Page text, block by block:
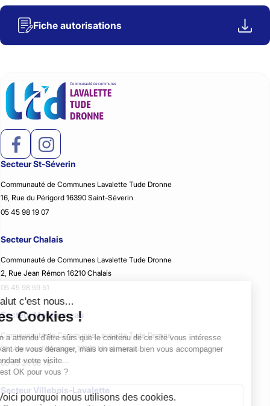
Fiche autorisations
Secteur St-Séverin
Communauté de Communes Lavalette Tude Dronne
16, Rue du Périgord 16390 Saint-Séverin
05 45 98 19 07
Secteur Chalais
Communauté de Communes Lavalette Tude Dronne
2, Rue Jean Rémon 16210 Chalais
05 45 98 59 51
Secteur Montmoreau
Communauté de Communes Lavalette Tude Dronne
35, Avenue d’Aquitaine 16190 Montmoreau
05 45 24 08 79
Secteur Villebois-Lavalette